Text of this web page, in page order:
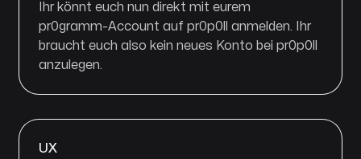
Ihr könnt euch nun direkt mit eurem
pr0gramm-Account auf pr0p0ll anmelden. Ihr
braucht euch also kein neues Konto bei pr0p0ll
anzulegen.
UX